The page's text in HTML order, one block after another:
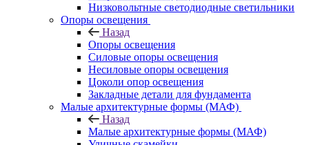
Низковольтные светодиодные светильники
Опоры освещения
Назад
Опоры освещения
Силовые опоры освещения
Несиловые опоры освещения
Цоколи опор освещения
Закладные детали для фундамента
Малые архитектурные формы (МАФ)
Назад
Малые архитектурные формы (МАФ)